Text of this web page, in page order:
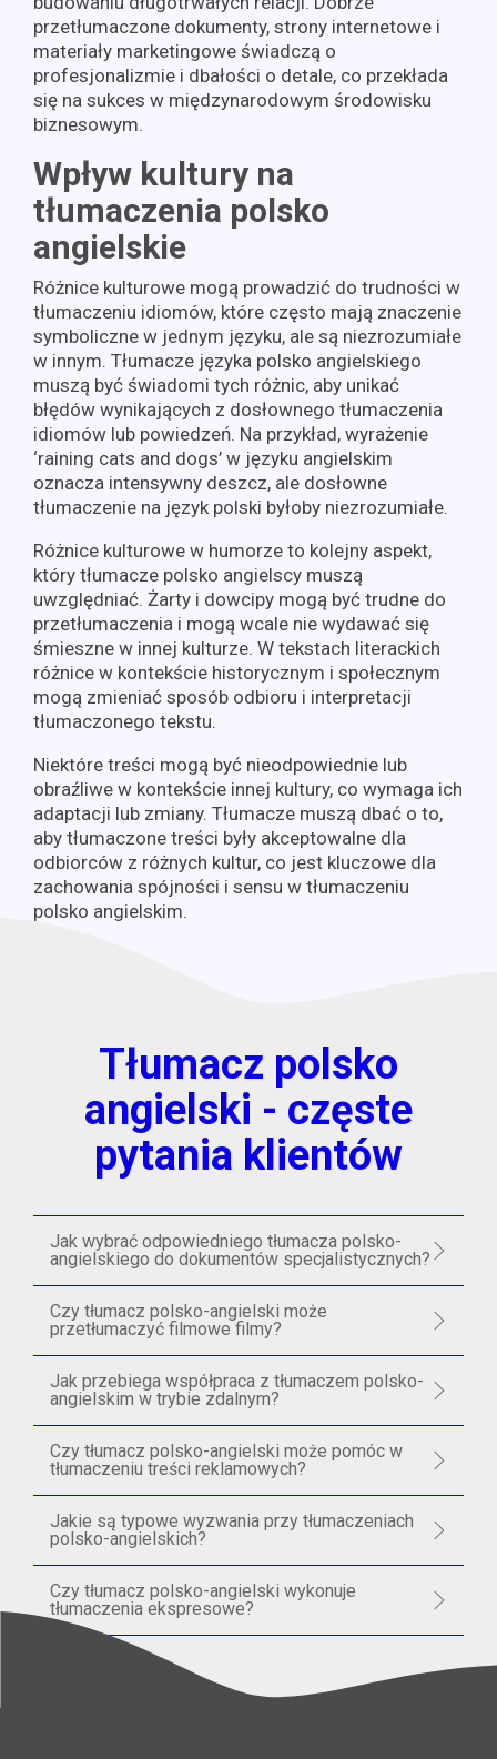
przetłumaczone dokumenty, strony internetowe i
materiały marketingowe świadczą o
profesjonalizmie i dbałości o detale, co przekłada
się na sukces w międzynarodowym środowisku
biznesowym.
Wpływ kultury na
tłumaczenia polsko
angielskie
Różnice kulturowe mogą prowadzić do trudności w
tłumaczeniu idiomów, które często mają znaczenie
symboliczne w jednym języku, ale są niezrozumiałe
w innym. Tłumacze języka polsko angielskiego
muszą być świadomi tych różnic, aby unikać
błędów wynikających z dosłownego tłumaczenia
idiomów lub powiedzeń. Na przykład, wyrażenie
‘raining cats and dogs’ w języku angielskim
oznacza intensywny deszcz, ale dosłowne
tłumaczenie na język polski byłoby niezrozumiałe.
Różnice kulturowe w humorze to kolejny aspekt,
który tłumacze polsko angielscy muszą
uwzględniać. Żarty i dowcipy mogą być trudne do
przetłumaczenia i mogą wcale nie wydawać się
śmieszne w innej kulturze. W tekstach literackich
różnice w kontekście historycznym i społecznym
mogą zmieniać sposób odbioru i interpretacji
tłumaczonego tekstu.
Niektóre treści mogą być nieodpowiednie lub
obraźliwe w kontekście innej kultury, co wymaga ich
adaptacji lub zmiany. Tłumacze muszą dbać o to,
aby tłumaczone treści były akceptowalne dla
odbiorców z różnych kultur, co jest kluczowe dla
zachowania spójności i sensu w tłumaczeniu
polsko angielskim.
Tłumacz polsko
angielski - częste
pytania klientów
Jak wybrać odpowiedniego tłumacza polsko-
angielskiego do dokumentów specjalistycznych?
Czy tłumacz polsko-angielski może
przetłumaczyć filmowe filmy?
Jak przebiega współpraca z tłumaczem polsko-
angielskim w trybie zdalnym?
Czy tłumacz polsko-angielski może pomóc w
tłumaczeniu treści reklamowych?
Jakie są typowe wyzwania przy tłumaczeniach
polsko-angielskich?
Czy tłumacz polsko-angielski wykonuje
tłumaczenia ekspresowe?